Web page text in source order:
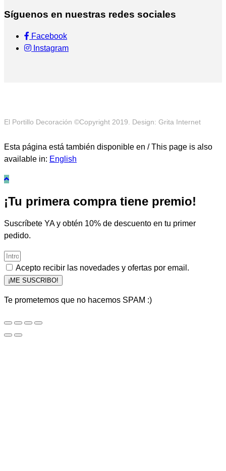
Síguenos en nuestras redes sociales
Facebook
Instagram
El Portillo Decoración ©Copyright 2019. Design: Grita Internet
Esta página está también disponible en / This page is also
available in: English
¡Tu primera compra tiene premio!
Suscríbete YA y obtén 10% de descuento en tu primer
pedido.
Acepto recibir las novedades y ofertas por email.
¡ME SUSCRIBO!
Te prometemos que no hacemos SPAM :)